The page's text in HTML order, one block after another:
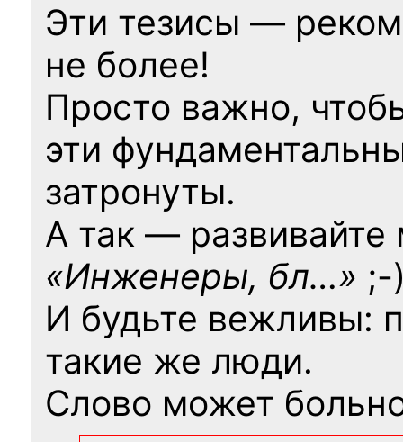
Эти тезисы —
не более!
Просто важно,
эти
затронуты.
А так — развивайте
«Инженеры, бл…» ;-
И будьте вежливы:
такие же люди.
Слово может